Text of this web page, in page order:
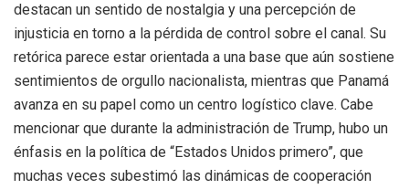
destacan un sentido de nostalgia y una percepción de
injusticia en torno a la pérdida de control sobre el canal. Su
retórica parece estar orientada a una base que aún sostiene
sentimientos de orgullo nacionalista, mientras que Panamá
avanza en su papel como un centro logístico clave. Cabe
mencionar que durante la administración de Trump, hubo un
énfasis en la política de “Estados Unidos primero”, que
muchas veces subestimó las dinámicas de cooperación